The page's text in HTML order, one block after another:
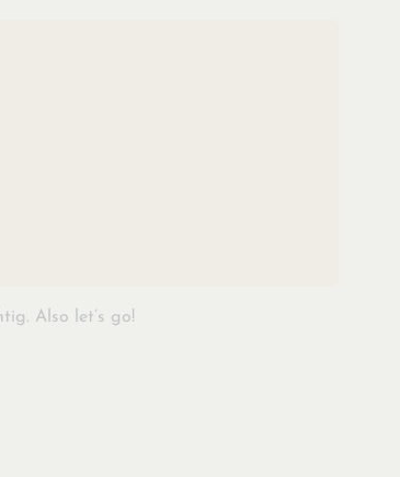
Also let’s go!